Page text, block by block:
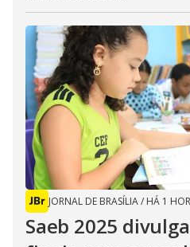
JORNAL DE BRASÍLIA/ HÁ 1
Saeb 2025